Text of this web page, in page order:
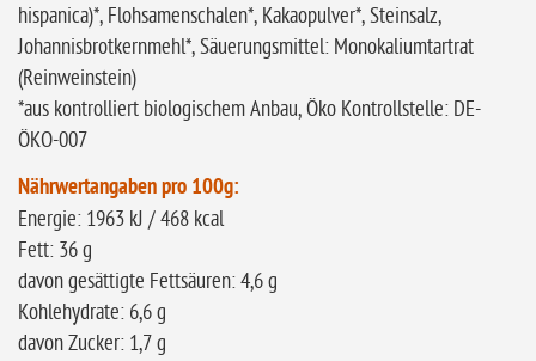
hispanica)*, Flohsamenschalen*, Kakaopulver*, Steinsalz,
Johannisbrotkernmehl*, Säuerungsmittel: Monokaliumtartrat
(Reinweinstein)
*aus kontrolliert biologischem Anbau, Öko Kontrollstelle: DE-
ÖKO-007
Nährwertangaben pro 100g:
Energie: 1963 kJ / 468 kcal
Fett: 36 g
davon gesättigte Fettsäuren: 4,6 g
Kohlehydrate: 6,6 g
davon Zucker: 1,7 g